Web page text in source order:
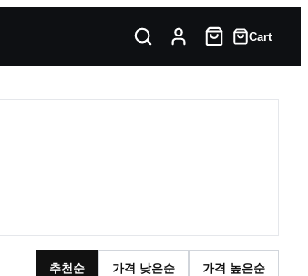
Cart
추천순 가격 낮은순 가격 높은순